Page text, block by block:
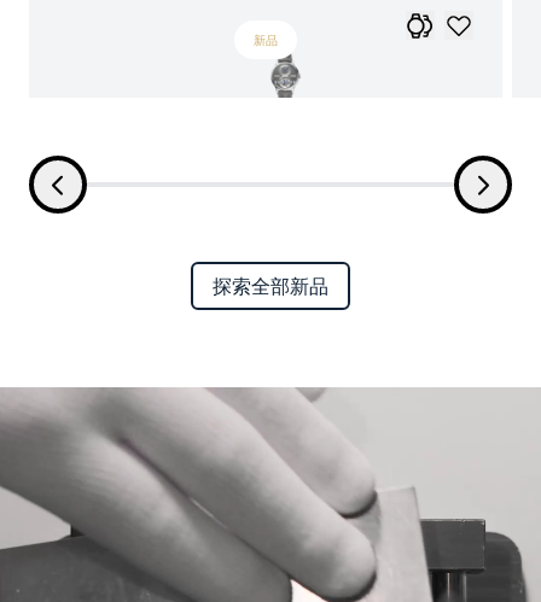
新品
探索全部新品